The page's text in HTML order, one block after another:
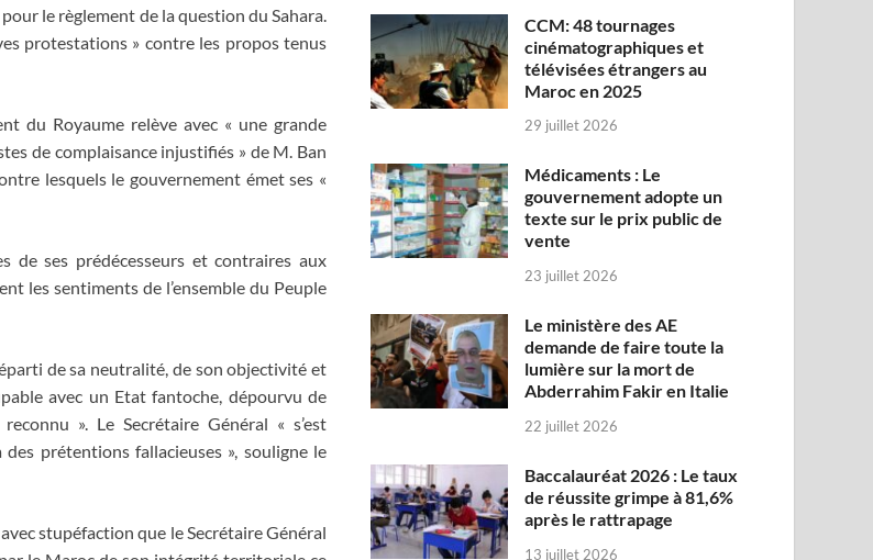
le règlement de la question du Sahara.
protestations » contre les propos tenus
du Royaume relève avec « une grande
de complaisance injustifiés » de M. Ban
lesquels le gouvernement émet ses «
de ses prédécesseurs et contraires aux
les sentiments de l’ensemble du Peuple
de sa neutralité, de son objectivité et
avec un Etat fantoche, dépourvu de
». Le Secrétaire Général « s’est
prétentions fallacieuses », souligne le
stupéfaction que le Secrétaire Général
CCM: 48 tournages
cinématographiques et
télévisées étrangers au
Maroc en 2025
29 juillet 2026
Médicaments : Le
gouvernement adopte un
texte sur le prix public de
vente
23 juillet 2026
Le ministère des AE
demande de faire toute la
lumière sur la mort de
Abderrahim Fakir en Italie
22 juillet 2026
Baccalauréat 2026 : Le taux
de réussite grimpe à 81,6%
après le rattrapage
13 juillet 2026